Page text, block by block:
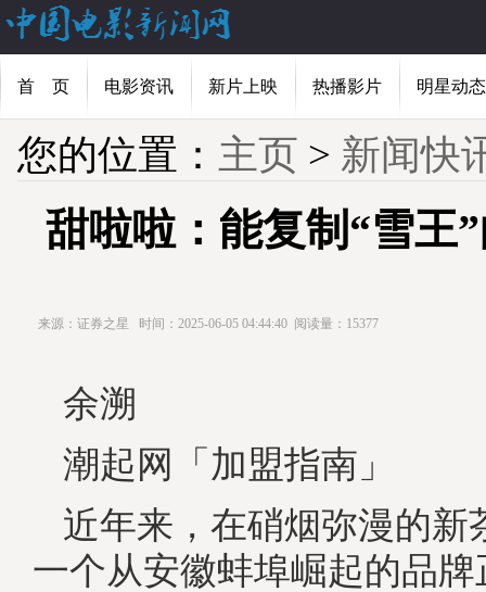
首 页 电影资讯 新片上映 热播影片 明星动态
您的位置： 主页 > 新闻快
甜啦啦：能复制“雪王
来源：证券之星 时间：2025-06-05 04:44:40 阅读量：15377
余溯
潮起网「加盟指南」
近年来，在硝烟弥漫的新
一个从安徽蚌埠崛起的品